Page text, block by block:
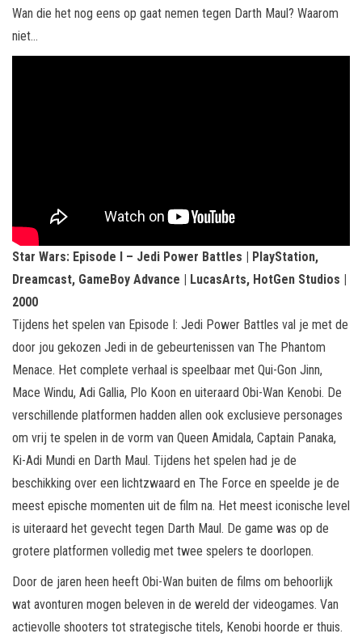
Wan die het nog eens op gaat nemen tegen Darth Maul? Waarom
niet…
Star Wars: Episode I – Jedi Power Battles | PlayStation,
Dreamcast, GameBoy Advance | LucasArts, HotGen Studios |
2000
Tijdens het spelen van Episode I: Jedi Power Battles val je met de
door jou gekozen Jedi in de gebeurtenissen van The Phantom
Menace. Het complete verhaal is speelbaar met Qui-Gon Jinn,
Mace Windu, Adi Gallia, Plo Koon en uiteraard Obi-Wan Kenobi. De
verschillende platformen hadden allen ook exclusieve personages
om vrij te spelen in de vorm van Queen Amidala, Captain Panaka,
Ki-Adi Mundi en Darth Maul. Tijdens het spelen had je de
beschikking over een lichtzwaard en The Force en speelde je de
meest epische momenten uit de film na. Het meest iconische level
is uiteraard het gevecht tegen Darth Maul. De game was op de
grotere platformen volledig met twee spelers te doorlopen.
Door de jaren heen heeft Obi-Wan buiten de films om behoorlijk
wat avonturen mogen beleven in de wereld der videogames. Van
actievolle shooters tot strategische titels, Kenobi hoorde er thuis.